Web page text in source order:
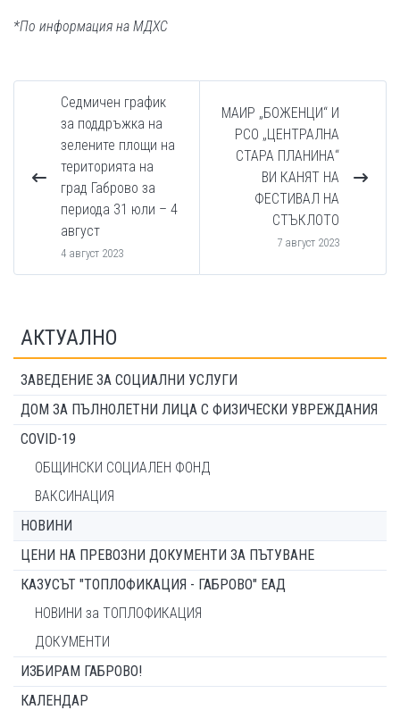
*По информация на МДХС
Седмичен график
за поддръжка на
зелените площи на
територията на
град Габрово за
периода 31 юли – 4
август
4 август 2023
МАИР „БОЖЕНЦИ“ И
РСО „ЦЕНТРАЛНА
СТАРА ПЛАНИНА“
ВИ КАНЯТ НА
ФЕСТИВАЛ НА
СТЪКЛОТО
7 август 2023
АКТУАЛНО
ЗАВЕДЕНИЕ ЗА СОЦИАЛНИ УСЛУГИ
ДОМ ЗА ПЪЛНОЛЕТНИ ЛИЦА С ФИЗИЧЕСКИ УВРЕЖДАНИЯ
COVID-19
ОБЩИНСКИ СОЦИАЛЕН ФОНД
ВАКСИНАЦИЯ
НОВИНИ
ЦЕНИ НА ПРЕВОЗНИ ДОКУМЕНТИ ЗА ПЪТУВАНЕ
КАЗУСЪТ "ТОПЛОФИКАЦИЯ - ГАБРОВО" ЕАД
НОВИНИ за ТОПЛОФИКАЦИЯ
ДОКУМЕНТИ
ИЗБИРАМ ГАБРОВО!
КАЛЕНДАР